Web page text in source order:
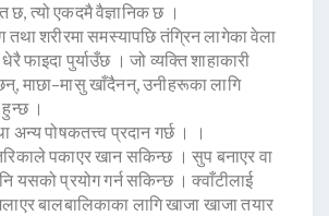
छ, त्यो एकदमै वैज्ञानिक छ ।
तथा शरीरमा समस्यापछि तंग्रिन लागेका वेला
फाइदा पुर्याउँछ । जो व्यक्ति शाहाकारी
माछा–मासु खाँदैनन्, उनीहरूका लागि
।
अन्य पोषकतत्त्व प्रदान गर्छ । ।
पकाएर खान सकिन्छ । सुप बनाएर वा
यसको प्रयोग गर्न सकिन्छ । क्वाँटीलाई
बालबालिकाका लागि खाजा खाजा तयार